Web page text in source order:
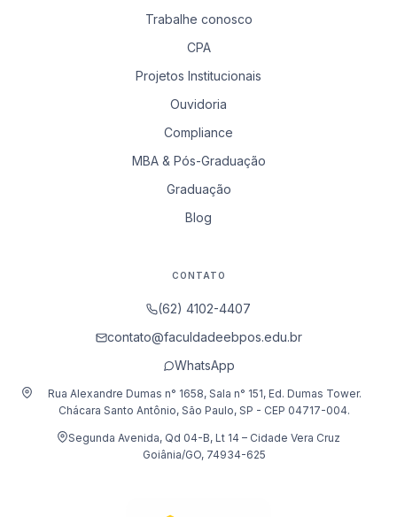
Trabalhe conosco
CPA
Projetos Institucionais
Ouvidoria
Compliance
MBA & Pós-Graduação
Graduação
Blog
CONTATO
(62) 4102-4407
contato@faculdadeebpos.edu.br
WhatsApp
Rua Alexandre Dumas n° 1658, Sala n° 151, Ed. Dumas Tower.
Chácara Santo Antônio, São Paulo, SP - CEP 04717-004.
Segunda Avenida, Qd 04-B, Lt 14 – Cidade Vera Cruz
Goiânia/GO, 74934-625